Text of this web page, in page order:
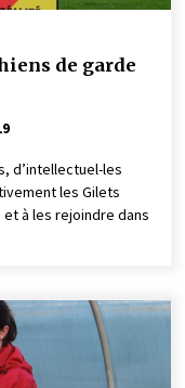
de garde
d’intellectuel-les
les Gilets
à les rejoindre dans